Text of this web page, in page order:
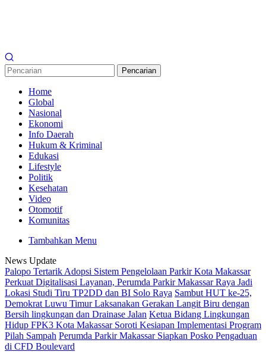
Pencarian
Home
Global
Nasional
Ekonomi
Info Daerah
Hukum & Kriminal
Edukasi
Lifestyle
Politik
Kesehatan
Video
Otomotif
Komunitas
Tambahkan Menu
News Update
Palopo Tertarik Adopsi Sistem Pengelolaan Parkir Kota Makassar
Perkuat Digitalisasi Layanan, Perumda Parkir Makassar Raya Jadi
Lokasi Studi Tiru TP2DD dan BI Solo Raya Sambut HUT ke-25,
Demokrat Luwu Timur Laksanakan Gerakan Langit Biru dengan
Bersih lingkungan dan Drainase Jalan Ketua Bidang Lingkungan
Hidup FPK3 Kota Makassar Soroti Kesiapan Implementasi Program
Pilah Sampah Perumda Parkir Makassar Siapkan Posko Pengaduan
di CFD Boulevard